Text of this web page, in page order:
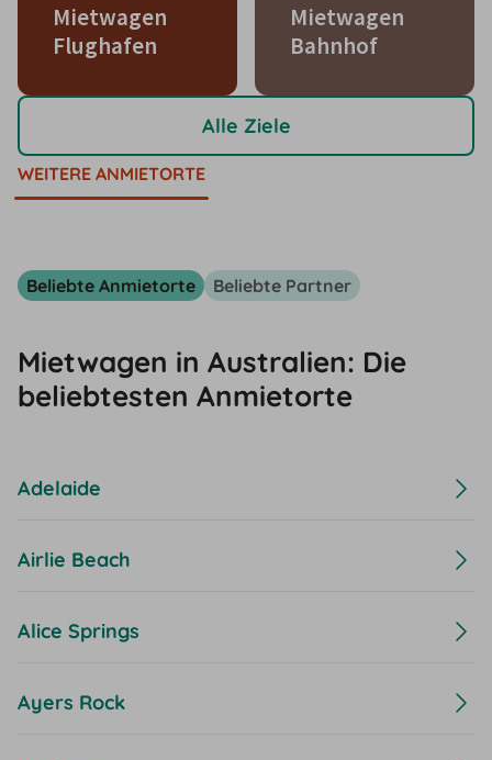
Mietwagen
Flughafen
Mietwagen
Bahnhof
Alle Ziele
WEITERE ANMIETORTE
Beliebte Anmietorte Beliebte Partner
Mietwagen in Australien: Die
beliebtesten Anmietorte
Adelaide
Airlie Beach
Alice Springs
Ayers Rock